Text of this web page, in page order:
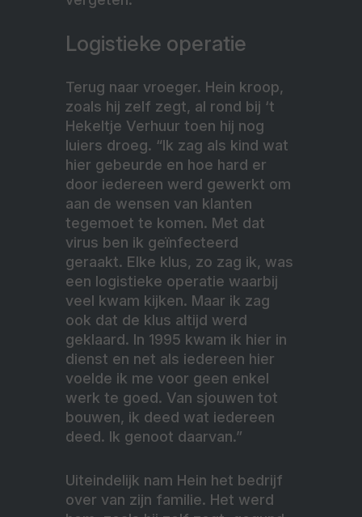
Logistieke operatie
Terug naar vroeger. Hein kroop,
zoals hij zelf zegt, al rond bij ‘t
Hekeltje Verhuur toen hij nog
luiers droeg. “Ik zag als kind wat
hier gebeurde en hoe hard er
door iedereen werd gewerkt om
aan de wensen van klanten
tegemoet te komen. Met dat
virus ben ik geïnfecteerd
geraakt. Elke klus, zo zag ik, was
een logistieke operatie waarbij
veel kwam kijken. Maar ik zag
ook dat de klus altijd werd
geklaard. In 1995 kwam ik hier in
dienst en net als iedereen hier
voelde ik me voor geen enkel
werk te goed. Van sjouwen tot
bouwen, ik deed wat iedereen
deed. Ik genoot daarvan.”
Uiteindelijk nam Hein het bedrijf
over van zijn familie. Het werd